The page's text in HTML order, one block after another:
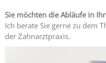
Sie möchten die Abläufe in
Ich berate Sie gerne zu dem
der Zahnarztpraxis.
Z-MVZ
Positionierung